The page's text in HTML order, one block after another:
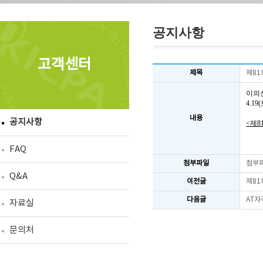
고객센터
공지사항
FAQ
Q&A
자료실
문의처
공지사항
제목 제81
내용
이의
<제
첨부파일 첨부
이전글 제81
다음글 AT자